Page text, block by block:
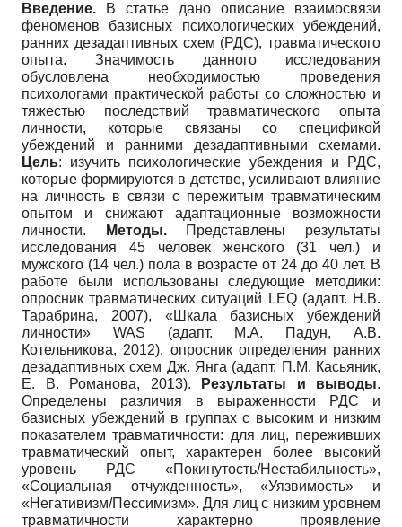
Введение. В статье дано описание взаимосвязи
феноменов базисных психологических убеждений,
ранних дезадаптивных схем (РДС), травматического
опыта. Значимость данного исследования
обусловлена необходимостью проведения
психологами практической работы со сложностью и
тяжестью последствий травматического опыта
личности, которые связаны со спецификой
убеждений и ранними дезадаптивными схемами.
Цель: изучить психологические убеждения и РДС,
которые формируются в детстве, усиливают влияние
на личность в связи с пережитым травматическим
опытом и снижают адаптационные возможности
личности.
Методы.Представлены результаты
исследования 45 человек женского (31 чел.) и
мужского (14 чел.) пола в возрасте от 24 до 40 лет. В
работе были использованы следующие методики:
опросник травматических ситуаций LEQ (адапт. Н.В.
Тарабрина, 2007), «Шкала базисных убеждений
личности» WAS (адапт. М.А. Падун, А.В.
Котельникова, 2012), опросник определения ранних
дезадаптивных схем Дж. Янга (адапт. П.М. Касьяник,
Е. В. Романова, 2013).
Результаты и выводы.
Определены различия в выраженности РДС и
базисных убеждений в группах с высоким и низким
показателем травматичности: для лиц, переживших
травматический опыт, характерен более высокий
уровень РДС «Покинутость/Нестабильность»,
«Социальная отчужденность», «Уязвимость» и
«Негативизм/Пессимизм». Для лиц с низким уровнем
травматичности характерно проявление